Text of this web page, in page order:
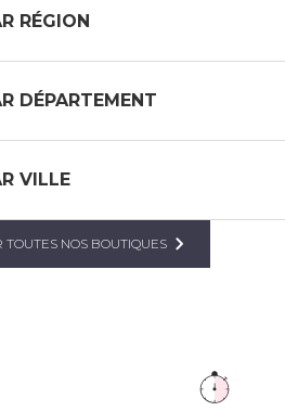
RÉGION
DÉPARTEMENT
VILLE
TOUTES NOS BOUTIQUES